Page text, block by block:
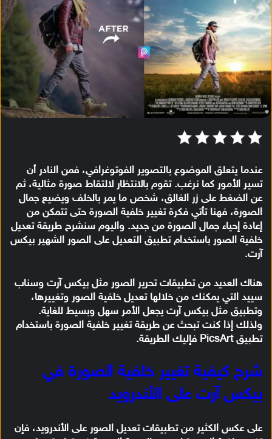
عندما يتعلق الموضوع بالتصوير الفوتوغرافي، فمن النادر أن
تسير الأمور كما نرغب. تقوم بالانتظار لالتقاط صورة مثالية، ثم
عن الضغط على زر الغالق، شخص ما يمر بالخلف ويضيع جمال
الصورة، فهنا تأتي فكرةتغيير خلفية الصورة حتى تتمكن من
إعادة إحياء جمال الصورة من جديد. واليوم سنشرح طريقةتعديل
خلفية الصور باستخدام تطبيق التعديل على الصور الشهير بيكس
آرت.
هناك العديد من تطبيقات تحرير الصور مثل بيكس آرت وسناب
سييد التي يمكنك من خلالهاتعديل خلفية الصور وتغييرها،
وتطبيق مثل بيكس آرت يجعل الأمر سهل وبسيط للغاية.
ولذلك إذا كنت تبحث عن طريقةتغيير خلفية الصورة باستخدام
تطبيقPicsArt فإليك الطريقة.
شرح كيفية تغيير خلفية الصورة في
بيكس آرت على الأندرويد
على عكس الكثير من تطبيقات تعديل الصور على الأندرويد، فإن